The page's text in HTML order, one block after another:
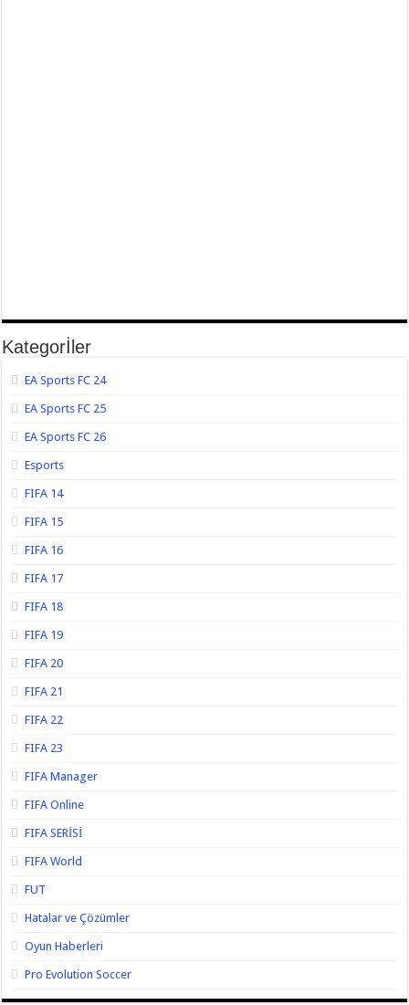
Kategorİler
EA Sports FC 24
EA Sports FC 25
EA Sports FC 26
Esports
FIFA 14
FIFA 15
FIFA 16
FIFA 17
FIFA 18
FIFA 19
FIFA 20
FIFA 21
FIFA 22
FIFA 23
FIFA Manager
FIFA Online
FIFA SERİSİ
FIFA World
FUT
Hatalar ve Çözümler
Oyun Haberleri
Pro Evolution Soccer